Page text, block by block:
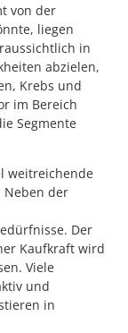
von der
liegen
in
abzielen,
Krebs und
im Bereich
Segmente
weitreichende
Neben der
Der
Kaufkraft wird
Viele
und
in